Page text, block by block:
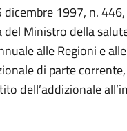
1997, n.
Ministro della
alle Regioni e
di parte
dell’addizionale